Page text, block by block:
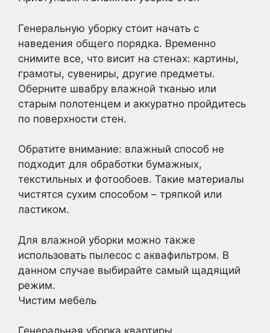
Генеральную уборку стоит начать с
наведения общего порядка. Временно
снимите все, что висит на стенах: картины,
грамоты, сувениры, другие предметы.
Оберните швабру влажной тканью или
старым полотенцем и аккуратно пройдитесь
по поверхности стен.
Обратите внимание: влажный способ не
подходит для обработки бумажных,
текстильных и фотообоев. Такие материалы
чистятся сухим способом – тряпкой или
ластиком.
Для влажной уборки можно также
использовать пылесос с аквафильтром. В
данном случае выбирайте самый щадящий
режим.
Чистим мебель
Генеральная уборка квартиры